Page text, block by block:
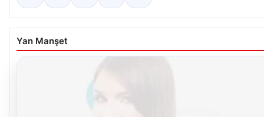
Yan Manşet